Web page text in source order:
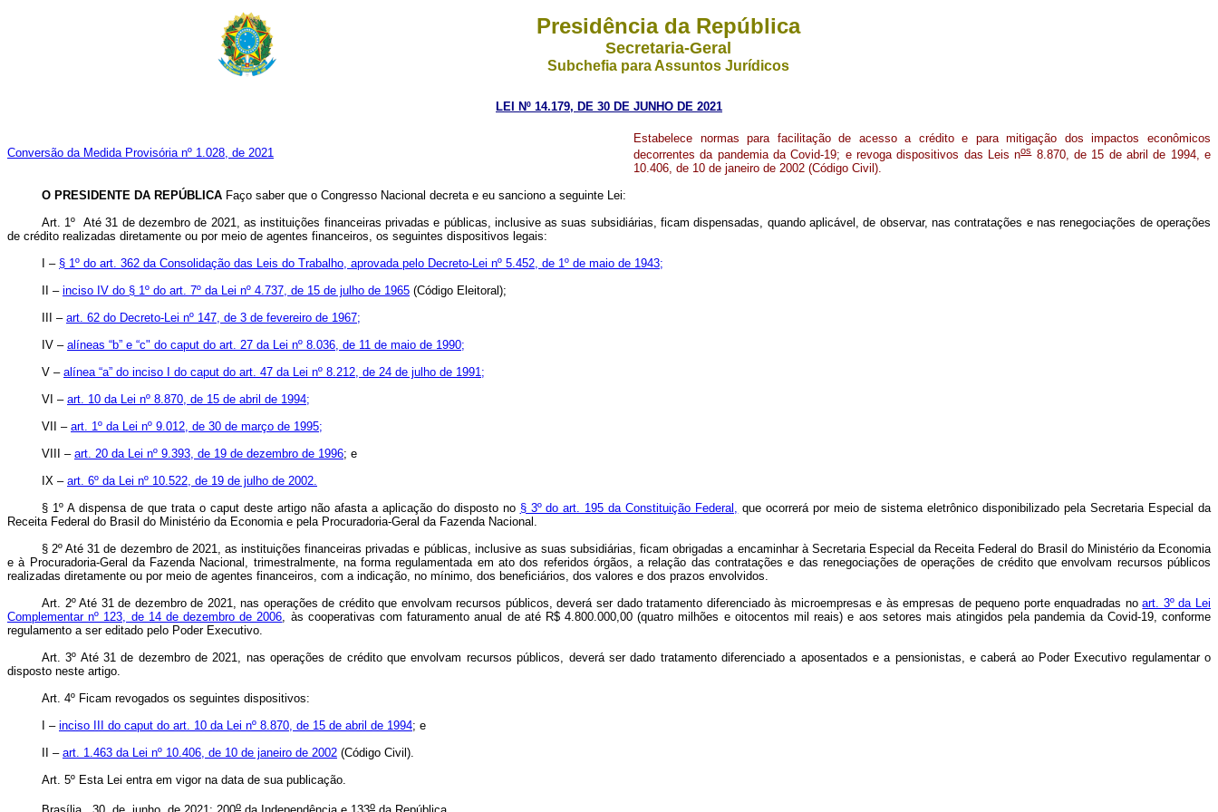
Presidência da República
Secretaria-Geral
Subchefia para Assuntos Jurídicos
LEI Nº 14.179, DE 30 DE JUNHO DE 2021
Conversão da Medida Provisória nº 1.028, de 2021
Estabelece normas para facilitação de acesso a crédito e para mitigação dos impactos econômicos
decorrentes da pandemia da Covid-19; e revoga dispositivos das Leis nos8.870, de 15 de abril de 1994, e
10.406, de 10 de janeiro de 2002 (Código Civil).
O PRESIDENTE DA REPÚBLICA Faço saber que o Congresso Nacional decreta e eu sanciono a seguinte Lei:
Art. 1º Até 31 de dezembro de 2021, as instituições financeiras privadas e públicas, inclusive as suas subsidiárias, ficam dispensadas, quando aplicável, de observar, nas contratações e nas renegociações de operações
de crédito realizadas diretamente ou por meio de agentes financeiros, os seguintes dispositivos legais:
I – § 1º do art. 362 da Consolidação das Leis do Trabalho, aprovada pelo Decreto-Lei nº 5.452, de 1º de maio de 1943;
II – inciso IV do § 1º do art. 7º da Lei nº 4.737, de 15 de julho de 1965 (Código Eleitoral);
III – art. 62 do Decreto-Lei nº 147, de 3 de fevereiro de 1967;
IV – alíneas “b” e “c" do caput do art. 27 da Lei nº 8.036, de 11 de maio de 1990;
V – alínea “a” do inciso I do caput do art. 47 da Lei nº 8.212, de 24 de julho de 1991;
VI – art. 10 da Lei nº 8.870, de 15 de abril de 1994;
VII – art. 1º da Lei nº 9.012, de 30 de março de 1995;
VIII – art. 20 da Lei nº 9.393, de 19 de dezembro de 1996; e
IX – art. 6º da Lei nº 10.522, de 19 de julho de 2002.
§ 1º A dispensa de que trata o caputdeste artigo não afasta a aplicação do disposto no § 3º do art. 195 da Constituição Federal, que ocorrerá por meio de sistema eletrônico disponibilizado pela Secretaria Especial da
Receita Federal do Brasil do Ministério da Economia e pela Procuradoria-Geral da Fazenda Nacional.
§ 2º Até 31 de dezembro de 2021, as instituições financeiras privadas e públicas, inclusive as suas subsidiárias, ficam obrigadas a encaminhar à Secretaria Especial da Receita Federal do Brasil do Ministério da Economia
e à Procuradoria-Geral da Fazenda Nacional, trimestralmente, na forma regulamentada em ato dos referidos órgãos, a relação das contratações e das renegociações de operações de crédito que envolvam recursos públicos
realizadas diretamente ou por meio de agentes financeiros, com a indicação, no mínimo, dos beneficiários, dos valores e dos prazos envolvidos.
Art. 2º Até 31 de dezembro de 2021, nas operações de crédito que envolvam recursos públicos, deverá ser dado tratamento diferenciado às microempresas e às empresas de pequeno porte enquadradas noart. 3º da Lei
Complementar nº 123, de 14 de dezembro de 2006, às cooperativas com faturamento anual de até R$ 4.800.000,00 (quatro milhões e oitocentos mil reais) e aos setores mais atingidos pela pandemia da Covid-19, conforme
regulamento a ser editado pelo Poder Executivo.
Art. 3º Até 31 de dezembro de 2021, nas operações de crédito que envolvam recursos públicos, deverá ser dado tratamento diferenciado a aposentados e a pensionistas, e caberá ao Poder Executivo regulamentar o
disposto neste artigo.
Art. 4º Ficam revogados os seguintes dispositivos:
I – inciso III do caput do art. 10 da Lei nº 8.870, de 15 de abril de 1994; e
II – art. 1.463 da Lei nº 10.406, de 10 de janeiro de 2002 (Código Civil).
Art. 5º Esta Lei entra em vigor na data de sua publicação.
o o